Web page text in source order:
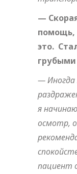
—
помощь,
это.
— Иногда
я
осмотр,
пациент